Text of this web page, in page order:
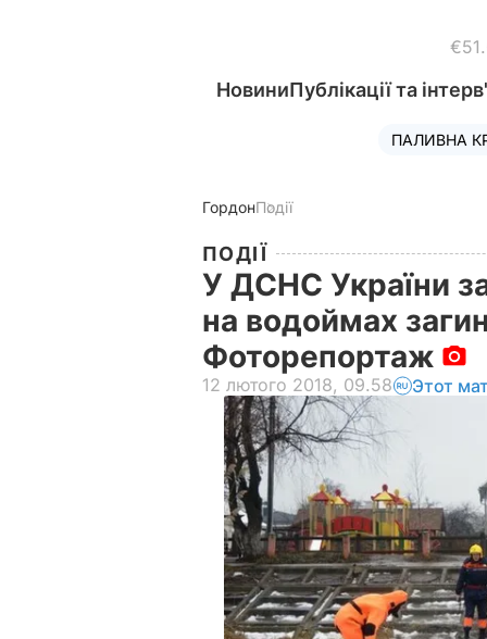
НовиниПублікації та
ПАЛИВНА
ГордонПодії
ПОДІЇ
У ДСНС України
на водоймах
Фоторепортаж
12 лютого 2018, 09.58 Этот